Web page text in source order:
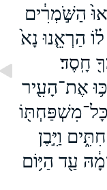
הַשֹּׁ֣מְרִ֔ים
הַרְאֵ֤נוּ נָא֙
חָֽסֶד׃
אֶת־הָעִ֖יר
וַיִּ֣בֶן
עַ֖ד הַיּ֥וֹם